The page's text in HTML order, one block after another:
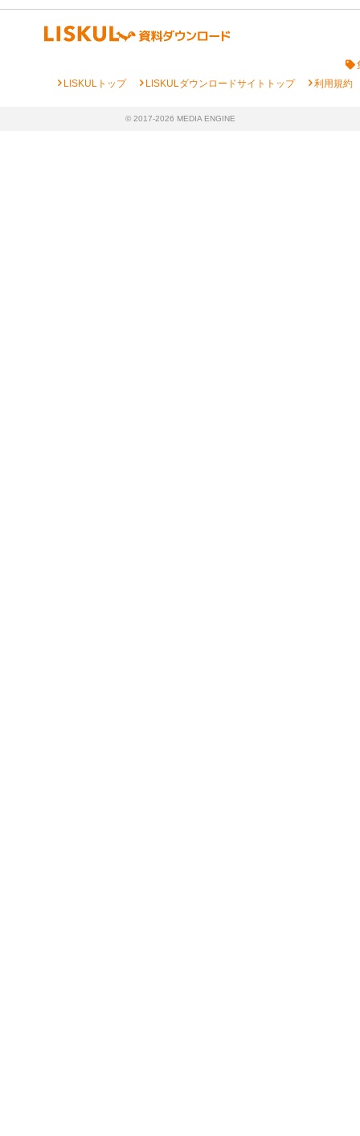
chevron_rightLISKULトップ chevron_rightLISKULダウンロードサイトトップ chevron_right利用規約
© 2017-2026 MEDIA ENGINE